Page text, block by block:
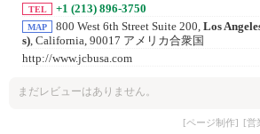
TEL +1 (213) 896-3750
MAP 800 West 6th Street Suite 200, Los
s) , California, 90017 アメリカ合衆国
http://www.jcbusa.com
まだレビューはありません。
[ページ制作] [営